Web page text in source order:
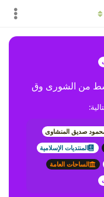
من الشورى وق
صديق المنشاوى
المنتديات الإسلامية
الساحات العامة